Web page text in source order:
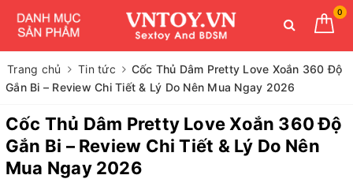
0
Trang chủ Tin tức
Cốc Thủ Dâm Pretty Love Xoắn 360 Độ
Gắn Bi – Review Chi Tiết & Lý Do Nên Mua Ngay 2026
Cốc Thủ Dâm Pretty Love Xoắn 360 Độ
Gắn Bi – Review Chi Tiết & Lý Do Nên
Mua Ngay 2026